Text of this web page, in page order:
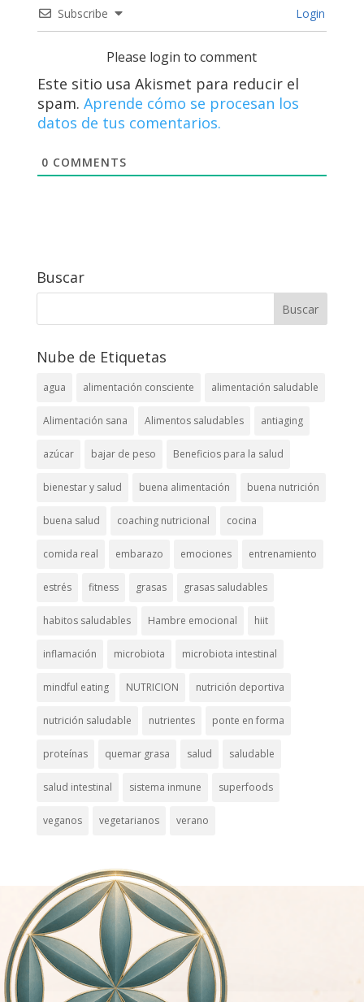
Subscribe Login
Please login to comment
Este sitio usa Akismet para reducir el
spam. Aprende cómo se procesan los
datos de tus comentarios.
0 COMMENTS
Buscar
Nube de Etiquetas
agua alimentación consciente alimentación saludable
Alimentación sana Alimentos saludables antiaging
azúcar bajar de peso Beneficios para la salud
bienestar y salud buena alimentación buena nutrición
buena salud coaching nutricional cocina
comida real embarazo emociones entrenamiento
estrés fitness grasas grasas saludables
habitos saludables Hambre emocional hiit
inflamación microbiota microbiota intestinal
mindful eating NUTRICION nutrición deportiva
nutrición saludable nutrientes ponte en forma
proteínas quemar grasa salud saludable
salud intestinal sistema inmune superfoods
veganos vegetarianos verano